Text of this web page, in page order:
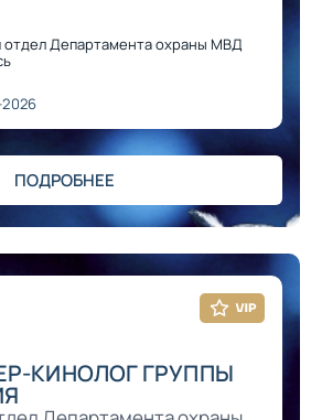
отдел Департамента охраны МВД
ПОДРОБНЕЕ
КИНОЛОГ ГРУППЫ